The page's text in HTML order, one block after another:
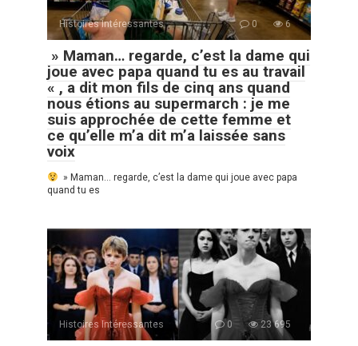
Histoires Intéressantes 0 6
» Maman… regarde, c’est la dame qui
joue avec papa quand tu es au travail
« , a dit mon fils de cinq ans quand
nous étions au supermarch : je me
suis approchée de cette femme et
ce qu’elle m’a dit m’a laissée sans
voix
» Maman… regarde, c’est la dame qui joue avec papa
quand tu es
Histoires Intéressantes 0 23 695